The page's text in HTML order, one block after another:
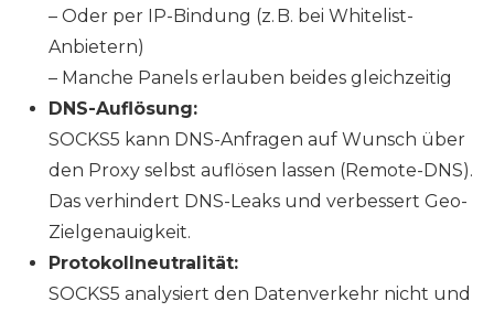
– Oder per IP-Bindung (z. B. bei Whitelist-
Anbietern)
– Manche Panels erlauben beides gleichzeitig
DNS-Auflösung:
SOCKS5 kann DNS-Anfragen auf Wunsch über
den Proxy selbst auflösen lassen (Remote-DNS).
Das verhindert DNS-Leaks und verbessert Geo-
Zielgenauigkeit.
Protokollneutralität:
SOCKS5 analysiert den Datenverkehr nicht und